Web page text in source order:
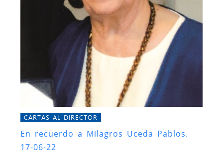
CARTAS AL DIRECTOR
En recuerdo a Milagros Uceda Pablos.
17-06-22